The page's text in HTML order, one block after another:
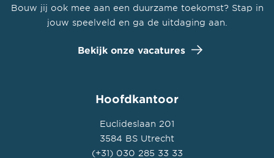
Bouw jij ook mee aan een duurzame toekomst? Stap in
jouw speelveld en ga de uitdaging aan.
Bekijk onze vacatures
Hoofdkantoor
Euclideslaan 201
3584 BS Utrecht
(+31) 030 285 33 33